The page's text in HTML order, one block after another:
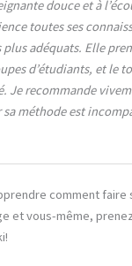
douce et à
toutes ses
plus adéquats. Elle
d’étudiants, et le
Je recommande
méthode est
comment faire
et vous-même,